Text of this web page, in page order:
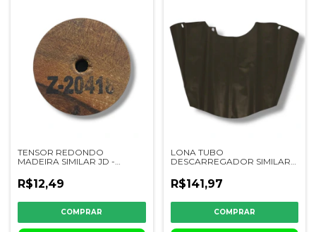
TENSOR REDONDO
MADEIRA SIMILAR JD -
R$12,49
LONA TUBO
DESCARREGADOR SIMILAR
6200/6300/7200/7300/7500/7700/
- CQ10525 / CQ18342
R$141,97